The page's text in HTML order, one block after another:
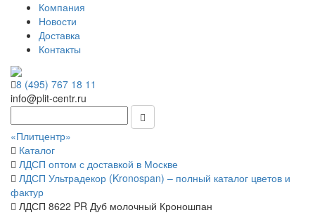
Компания
Новости
Доставка
Контакты
8 (495) 767 18 11
info@plit-centr.ru
«Плитцентр»
Каталог
ЛДСП оптом с доставкой в Москве
ЛДСП Ультрадекор (Kronospan) – полный каталог цветов и
фактур
ЛДСП 8622 PR Дуб молочный Кроношпан